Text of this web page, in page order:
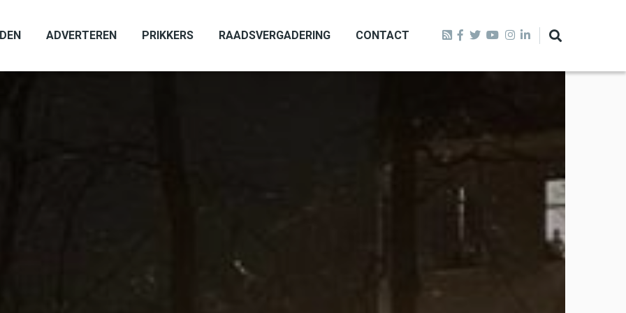
ADVERTEREN PRIKKERS RAADSVERGADERING CONTACT